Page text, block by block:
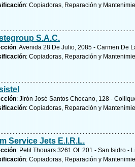
: Copiadoras, Reparación y
S.A.C.
: Avenida 28 De Julio, 2085 - Carmen De
: Copiadoras, Reparación y
: Jirón José Santos Chocano, 128 -
: Copiadoras, Reparación y
Service Jets E.I.R.L.
: Petit Thouars 3261 Of. 201 - San Isidro -
: Copiadoras, Reparación y